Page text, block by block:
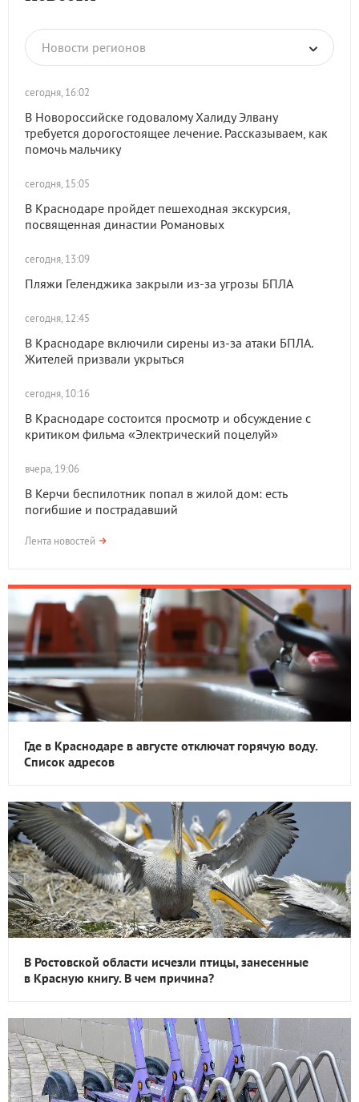
Новости регионов
сегодня, 16:02
В Новороссийске годовалому Халиду Элвану
требуется дорогостоящее лечение. Рассказываем, как
помочь мальчику
сегодня, 15:05
В Краснодаре пройдет пешеходная экскурсия,
посвященная династии Романовых
сегодня, 13:09
Пляжи Геленджика закрыли из-за угрозы БПЛА
сегодня, 12:45
В Краснодаре включили сирены из-за атаки БПЛА.
Жителей призвали укрыться
сегодня, 10:16
В Краснодаре состоится просмотр и обсуждение с
критиком фильма «Электрический поцелуй»
вчера, 19:06
В Керчи беспилотник попал в жилой дом: есть
погибшие и пострадавший
Лента новостей
Где в Краснодаре в августе отключат горячую воду.
Список адресов
В Ростовской области исчезли птицы, занесенные
в Красную книгу. В чем причина?